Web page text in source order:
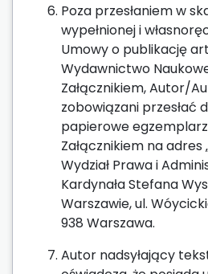
Poza przesłaniem w
wypełnionej i
Umowy o publikację
Wydawnictwo
Załącznikiem, Autor/
zobowiązani przesłać
papierowe
Załącznikiem na adres
Wydział Prawa i
Kardynała Stefana
Warszawie, ul.
938 Warszawa.
Autor nadsyłający